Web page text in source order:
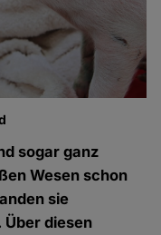
sogar ganz
Wesen schon
sie
diesen